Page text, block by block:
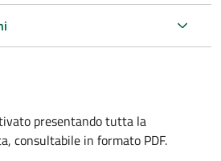
presentando tutta la
consultabile in formato PDF.